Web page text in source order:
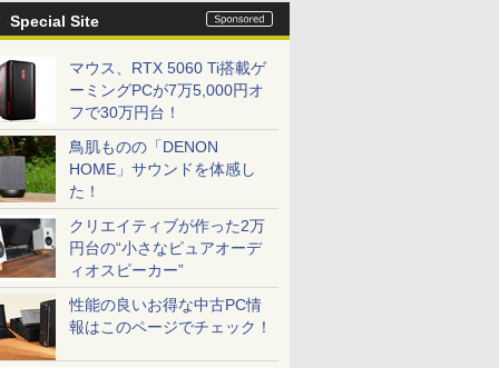
Special Site
マウス、RTX 5060 Ti搭載ゲ
ーミングPCが7万5,000円オ
フで30万円台！
鳥肌ものの「DENON
HOME」サウンドを体感し
た！
クリエイティブが作った2万
円台の“小さなピュアオーデ
ィオスピーカー”
性能の良いお得な中古PC情
報はこのページでチェック！